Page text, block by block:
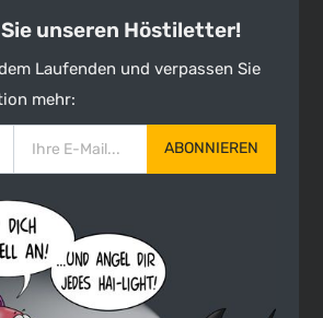
unseren Höstiletter!
Laufenden und verpassen Sie
mehr:
ABONNIEREN